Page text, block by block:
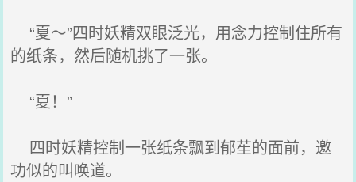
“夏～”四时妖精双眼泛光，用念力控制住所有
的纸条，然后随机挑了一张。
“夏！”
四时妖精控制一张纸条飘到郁苼的面前，邀
功似的叫唤道。